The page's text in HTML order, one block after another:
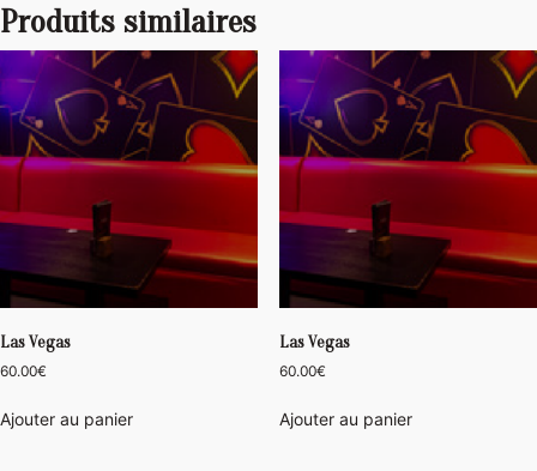
Produits similaires
Las Vegas
60.00€
Ajouter au panier
Las Vegas
60.00€
Ajouter au panier